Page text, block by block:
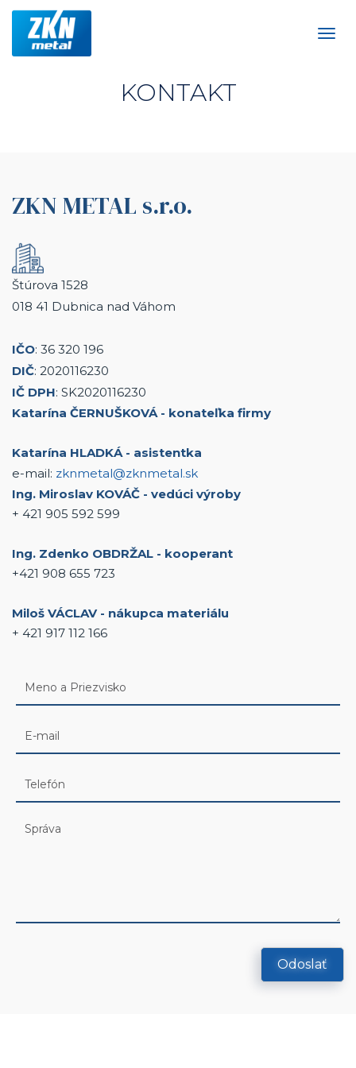
Skočiť
hlavný
obsah
KONTAKT
ZKN METAL s.r.o.
Štúrova 1528
018 41 Dubnica nad Váhom
IČO: 36 320 196
DIČ: 2020116230
IČ DPH: SK2020116230
Katarína ČERNUŠKOVÁ - konateľka firmy
Katarína HLADKÁ - asistentka
e-mail: zknmetal@zknmetal.sk
Ing. Miroslav KOVÁČ - vedúci výroby
+ 421 905 592 599
Ing. Zdenko OBDRŽAL - kooperant
+421 908 655 723
Miloš VÁCLAV - nákupca materiálu
+ 421 917 112 166
Odoslať